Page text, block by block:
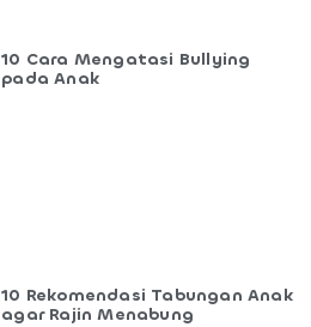
10 Cara Mengatasi Bullying
pada Anak
10 Rekomendasi Tabungan Anak
agar Rajin Menabung